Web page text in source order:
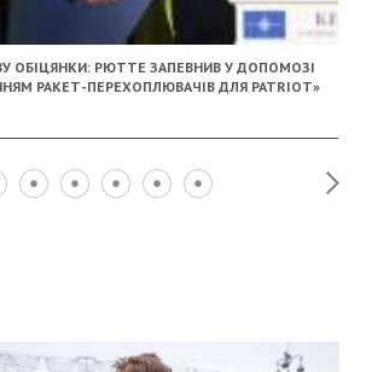
ОБІЦЯНКИ: РЮТТЕ ЗАПЕВНИВ У ДОПОМОЗІ
РАКЕТ-ПЕРЕХОПЛЮВАЧІВ ДЛЯ PATRIOT»